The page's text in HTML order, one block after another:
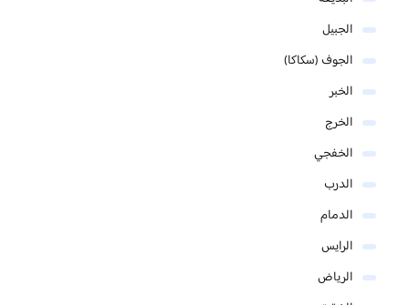
الجبيل
الجوف (سكاكا)
الخبر
الخرج
الخفجي
الدرب
الدمام
الرايس
الرياض